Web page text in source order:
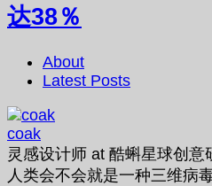
达38％
About
Latest Posts
coak
灵感设计师 at 酷蝌星球创意
人类会不会就是一种三维病